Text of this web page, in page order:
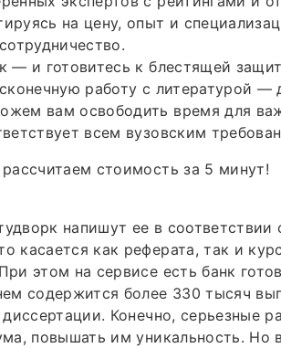
на цену, опыт и
— и готовитесь к блестящей
работу с литературой —
вам освободить время для
всем вузовским
стоимость за 5 минут!
напишут ее в соответствии
касается как реферата, так и
этом на сервисе есть банк
содержится более 330 тысяч
Конечно, серьезные
повышать им уникальность.